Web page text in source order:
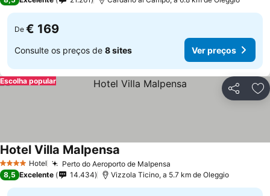
De € 169
Consulte os preços de 8 sites Ver preços
Partilhar
Escolha popular
4 EstrelasHotel Perto do Aeroporto de Malpensa
Hotel Villa Malpensa
8,5 Excelente 14.434 Vizzola Ticino, a 5.7 km de Oleggio